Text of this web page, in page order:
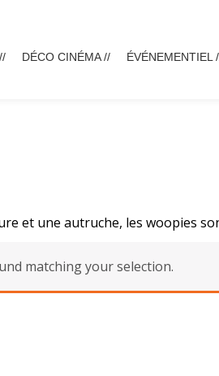
DÉCO CINÉMA // ÉVÉNEMENTIEL
et une autruche, les woopies
matching your selection.